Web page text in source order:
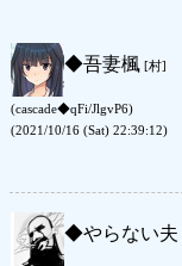
◆吾妻楓 [村]
(cascade◆qFi/JlgvP6)
(2021/10/16 (Sat) 22:39:12)
◆やらない夫